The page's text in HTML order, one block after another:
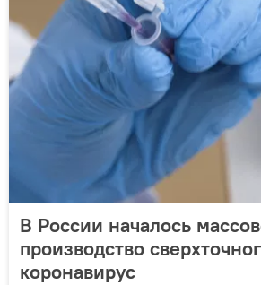
В России началось
производство
коронавирус